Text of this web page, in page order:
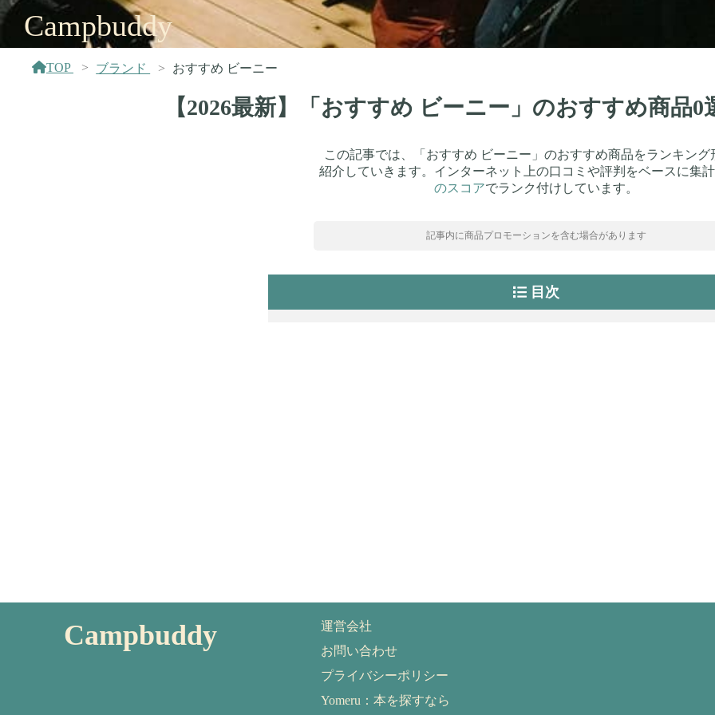
Campbuddy
TOP ブランド おすすめ ビーニー
【2026最新】「おすすめ ビーニー」のおすすめ商品
この記事では、「おすすめ ビーニー」のおすすめ商品をランキング
紹介していきます。インターネット上の口コミや評判をベースに集
のスコアでランク付けしています。
記事内に商品プロモーションを含む場合があります
目次
Campbuddy
運営会社
お問い合わせ
プライバシーポリシー
Yomeru：本を探すなら